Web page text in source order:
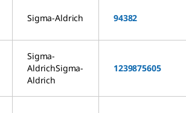
Sigma-Aldrich 94382
Sigma-
AldrichSigma-
Aldrich
1239875605